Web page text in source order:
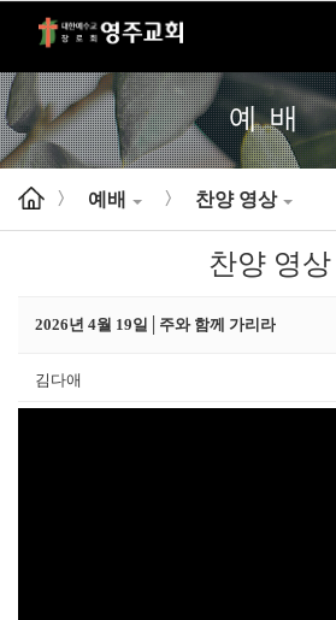
홈 로그인
예배
> 예배 > 찬양 영상
찬양 영상
2026년 4월 19일│주와 함께 가리라
김다애